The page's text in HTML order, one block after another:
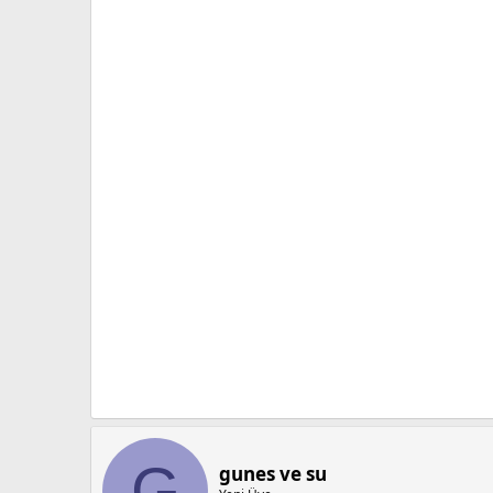
gunes ve su